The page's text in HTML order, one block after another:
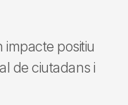
impacte positiu
de ciutadans i